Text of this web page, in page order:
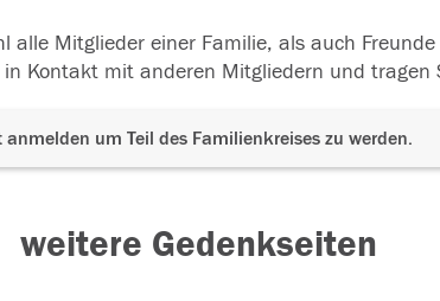
alle Mitglieder einer Familie, als auch
Kontakt mit anderen Mitgliedern und tragen
anmelden um Teil des Familienkreises zu werden.
weitere Gedenkseiten